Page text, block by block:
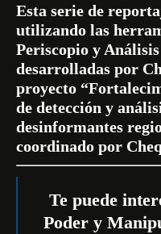
Esta serie de
utilizando las
Periscopio y
desarrolladas por
proyecto
de detección y
desinformantes
coordinado por
Te puede
Poder y